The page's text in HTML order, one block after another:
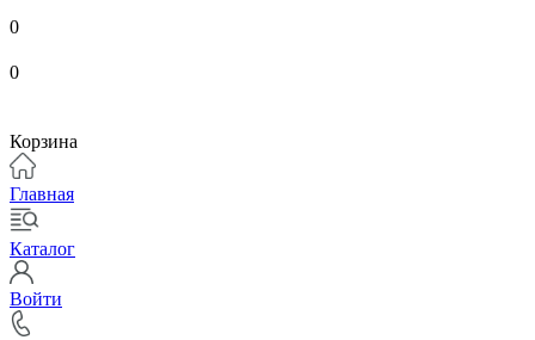
0
0
Корзина
Главная
Каталог
Войти